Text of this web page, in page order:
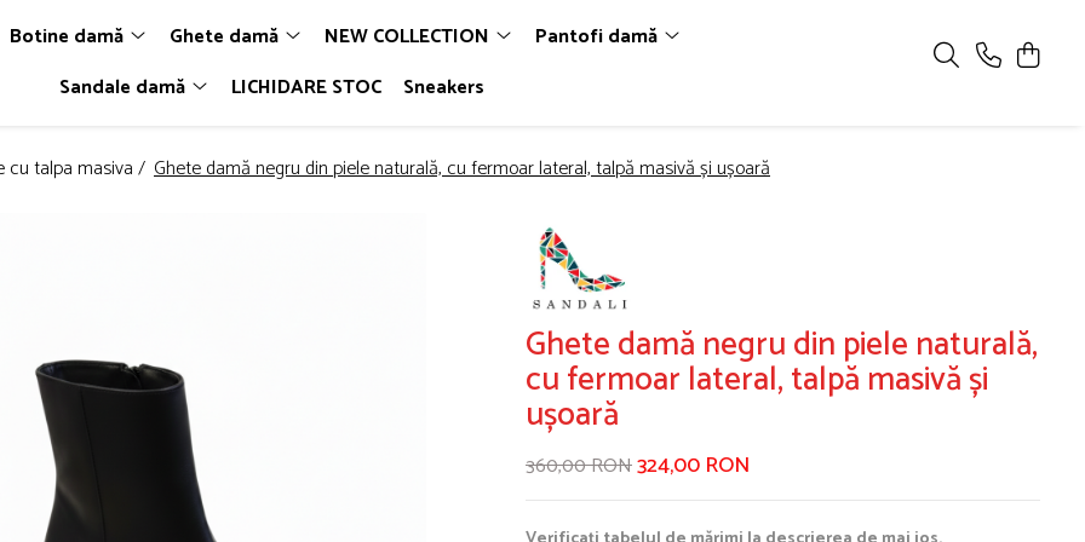
Botine damă Ghete damă NEW COLLECTION
Pantofi damă
Sandale damă
LICHIDARE STOC Sneakers
cu talpa masiva / Ghete damă negru din piele naturală, cu fermoar lateral, talpă masivă și ușoară
Ghete damă negru din piele naturală,
cu fermoar lateral, talpă masivă și
ușoară
360,00 RON324,00 RON